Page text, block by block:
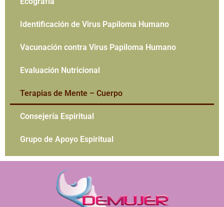
Identificación de Virus Papiloma Humano
Vacunación contra Virus Papiloma Humano
Evaluación Nutricional
Terapias de Mente – Cuerpo
Consejería Espiritual
Grupo de Apoyo Espiritual